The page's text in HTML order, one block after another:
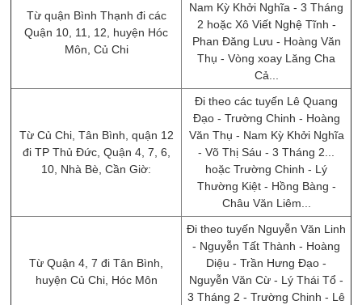
Từ quận Bình Thạnh đi các
Quận 10, 11, 12, huyện Hóc
Môn, Củ Chi
Nam Kỳ Khởi Nghĩa - 3 Tháng
2 hoặc Xô Viết Nghệ Tĩnh -
Phan Đăng Lưu - Hoàng Văn
Thụ - Vòng xoay Lăng Cha
Cả...
Từ Củ Chi, Tân Bình, quận 12
đi TP Thủ Đức, Quận 4, 7, 6,
10, Nhà Bè, Cần Giờ:
Đi theo các tuyến Lê Quang
Đạo - Trường Chinh - Hoàng
Văn Thụ - Nam Kỳ Khởi Nghĩa
- Võ Thị Sáu - 3 Tháng 2...
hoặc Trường Chinh - Lý
Thường Kiệt - Hồng Bàng -
Châu Văn Liêm...
Từ Quận 4, 7 đi Tân Bình,
huyện Củ Chi, Hóc Môn
Đi theo tuyến Nguyễn Văn Linh
- Nguyễn Tất Thành - Hoàng
Diệu - Trần Hưng Đạo -
Nguyễn Văn Cừ - Lý Thái Tổ -
3 Tháng 2 - Trường Chinh - Lê